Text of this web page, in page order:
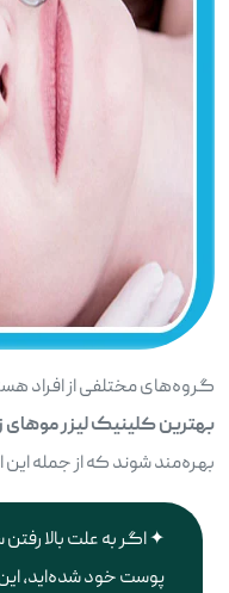
گروه‌های مختلفی از افراد
بهترین کلینیک لیزر موهای
بهره‌مند شوند که از جمله این
اگر به علت بالا
پوست خود شده‌اید،